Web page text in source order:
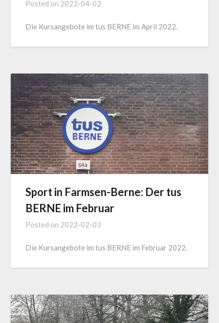
Posted on 2022-04-02
Die Kursangebote im tus BERNE im April 2022.
Sport in Farmsen-Berne: Der tus
BERNE im Februar
Posted on 2022-02-03
Die Kursangebote im tus BERNE im Februar 2022.